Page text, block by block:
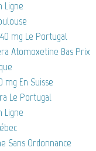
Ligne
mg Le Portugal
Atomoxetine Bas Prix
En Suisse
Le Portugal
Ligne
Sans Ordonnance